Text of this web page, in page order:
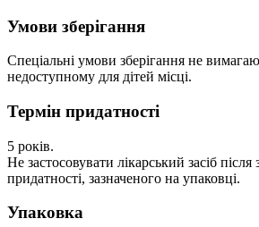
Умови зберігання
Спеціальні умови зберігання не
недоступному для дітей місці.
Термін придатності
5 років.
Не застосовувати лікарський засіб після
придатності, зазначеного на упаковці.
Упаковка